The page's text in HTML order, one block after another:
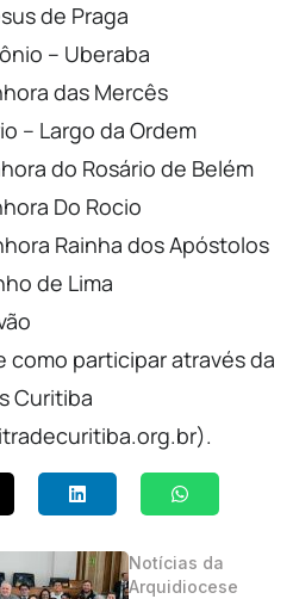
de Praga
– Uberaba
das Mercês
– Largo da Ordem
do Rosário de Belém
Do Rocio
Rainha dos Apóstolos
de Lima
como participar através da
Curitiba
Notícias da
Arquidiocese